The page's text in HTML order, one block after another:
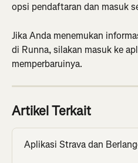
opsi pendaftaran dan masuk
Jika Anda menemukan
di Runna, silakan masuk ke
memperbaruinya.
Artikel Terkait
Aplikasi Strava dan